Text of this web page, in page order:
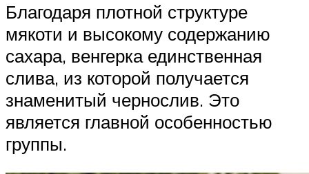
Благодаря плотной структуре
мякоти и высокому содержанию
сахара, венгерка единственная
слива, из которой получается
знаменитый чернослив. Это
является главной особенностью
группы.